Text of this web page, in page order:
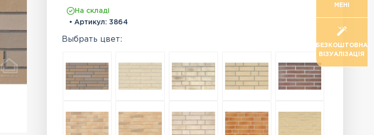
На складі
• Артикул: 3864
Выбрать цвет:
МЕНІ
БЕЗКОШТОВНА
ВІЗУАЛІЗАЦІЯ